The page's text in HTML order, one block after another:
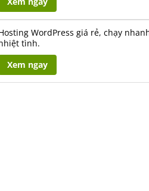
WordPress giá rẻ, chạy
tình.
Xem ngay